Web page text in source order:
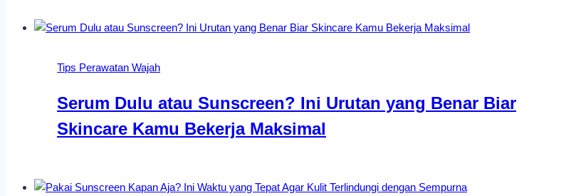
Tips Perawatan Wajah
Serum Dulu atau Sunscreen? Ini Urutan yang Benar Biar
Skincare Kamu Bekerja Maksimal